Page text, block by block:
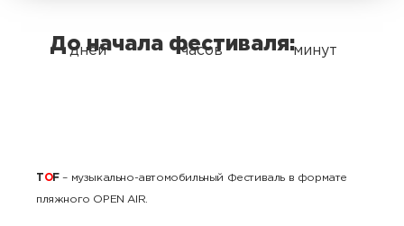
До начала фестиваля:
дней часов минут
TOF– музыкально-автомобильный Фестиваль в формате
пляжного OPEN AIR.